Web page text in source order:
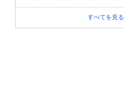
すべてを見る